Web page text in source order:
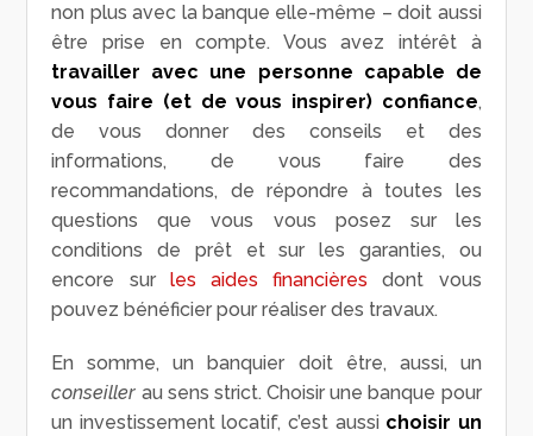
non plus avec la banque elle-même – doit aussi
être prise en compte. Vous avez intérêt à
travailler avec une personne capable de
vous faire (et de vous inspirer) confiance,
de vous donner des conseils et des
informations, de vous faire des
recommandations, de répondre à toutes les
questions que vous vous posez sur les
conditions de prêt et sur les garanties, ou
encore sur les aides financières dont vous
pouvez bénéficier pour réaliser des travaux.
En somme, un banquier doit être, aussi, un
conseiller au sens strict. Choisir une banque pour
un investissement locatif, c’est aussi choisir un